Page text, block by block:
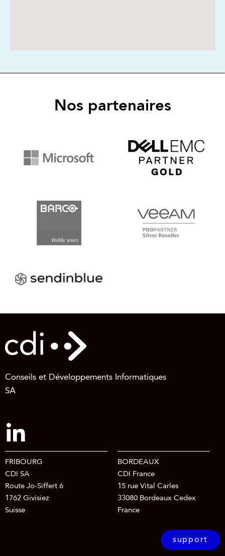
Nos partenaires
Conseils et Développements Informatiques
SA
FRIBOURG
CDI SA
Route Jo-Siffert 6
1762 Givisiez
Suisse
BORDEAUX
CDI France
15 rue Vital Carles
33080 Bordeaux Cedex
France
support